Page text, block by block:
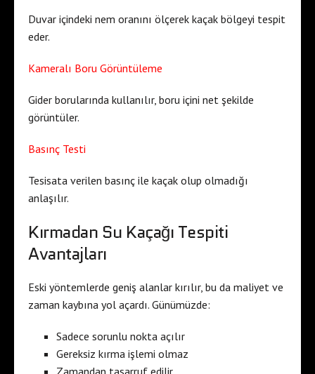
Duvar içindeki nem oranını ölçerek kaçak bölgeyi tespit
eder.
Kameralı Boru Görüntüleme
Gider borularında kullanılır, boru içini net şekilde
görüntüler.
Basınç Testi
Tesisata verilen basınç ile kaçak olup olmadığı
anlaşılır.
Kırmadan Su Kaçağı Tespiti
Avantajları
Eski yöntemlerde geniş alanlar kırılır, bu da maliyet ve
zaman kaybına yol açardı. Günümüzde:
Sadece sorunlu nokta açılır
Gereksiz kırma işlemi olmaz
Zamandan tasarruf edilir